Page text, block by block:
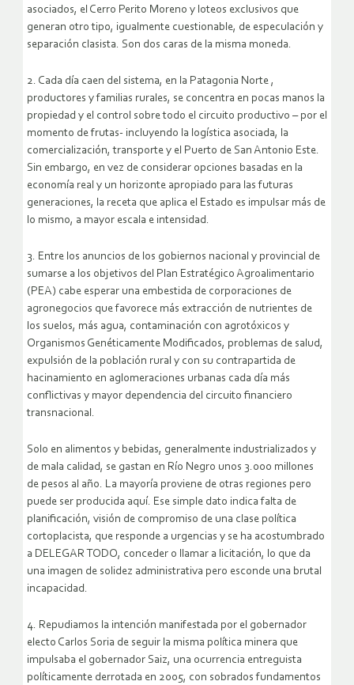
asociados, el Cerro Perito Moreno y loteos exclusivos que
generan otro tipo, igualmente cuestionable, de especulación y
separación clasista. Son dos caras de la misma moneda.
2. Cada día caen del sistema, en la Patagonia Norte ,
productores y familias rurales, se concentra en pocas manos la
propiedad y el control sobre todo el circuito productivo – por el
momento de frutas- incluyendo la logística asociada, la
comercialización, transporte y el Puerto de San Antonio Este.
Sin embargo, en vez de considerar opciones basadas en la
economía real y un horizonte apropiado para las futuras
generaciones, la receta que aplica el Estado es impulsar más de
lo mismo, a mayor escala e intensidad.
3. Entre los anuncios de los gobiernos nacional y provincial de
sumarse a los objetivos del Plan Estratégico Agroalimentario
(PEA) cabe esperar una embestida de corporaciones de
agronegocios que favorece más extracción de nutrientes de
los suelos, más agua, contaminación con agrotóxicos y
Organismos Genéticamente Modificados, problemas de salud,
expulsión de la población rural y con su contrapartida de
hacinamiento en aglomeraciones urbanas cada día más
conflictivas y mayor dependencia del circuito financiero
transnacional.
Solo en alimentos y bebidas, generalmente industrializados y
de mala calidad, se gastan en Río Negro unos 3.000 millones
de pesos al año. La mayoría proviene de otras regiones pero
puede ser producida aquí. Ese simple dato indica falta de
planificación, visión de compromiso de una clase política
cortoplacista, que responde a urgencias y se ha acostumbrado
a DELEGAR TODO, conceder o llamar a licitación, lo que da
una imagen de solidez administrativa pero esconde una brutal
incapacidad.
4. Repudiamos la intención manifestada por el gobernador
electo Carlos Soria de seguir la misma política minera que
impulsaba el gobernador Saiz, una ocurrencia entreguista
políticamente derrotada en 2005, con sobrados fundamentos